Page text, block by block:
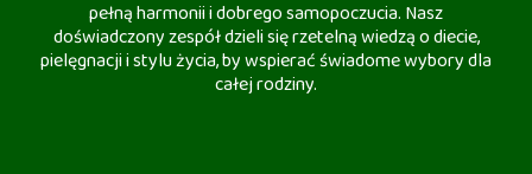
pełną harmonii i dobrego samopoczucia. Nasz
doświadczony zespół dzieli się rzetelną wiedzą o diecie,
pielęgnacji i stylu życia, by wspierać świadome wybory dla
całej rodziny.